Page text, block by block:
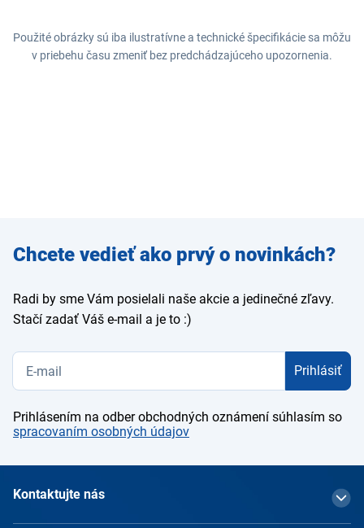
Použité obrázky sú iba ilustratívne a technické špecifikácie sa môžu
v priebehu času zmeniť bez predchádzajúceho upozornenia.
Zadajte
e-mail
Chcete vedieť ako prvý o novinkách?
Radi by sme Vám posielali naše akcie a jedinečné zľavy.
Stačí zadať Váš e-mail a je to :)
Prihlásiť
Prihlásením na odber obchodných oznámení súhlasím so
spracovaním osobných údajov
Kontaktujte nás